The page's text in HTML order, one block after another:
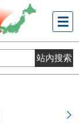
メニ
ュー